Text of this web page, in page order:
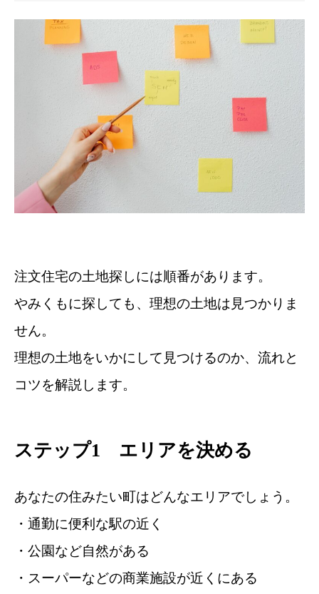
注文住宅の土地探しには順番があります。
やみくもに探しても、理想の土地は見つかりま
せん。
理想の土地をいかにして見つけるのか、流れと
コツを解説します。
ステップ1 エリアを決める
あなたの住みたい町はどんなエリアでしょう。
・通勤に便利な駅の近く
・公園など自然がある
・スーパーなどの商業施設が近くにある